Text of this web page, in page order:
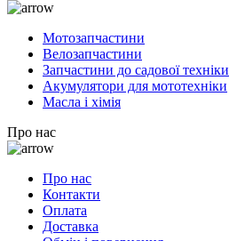
Мотозапчастини
Велозапчастини
Запчастини до садової техніки
Акумулятори для мототехніки
Масла і хімія
Про нас
Про нас
Контакти
Оплата
Доставка